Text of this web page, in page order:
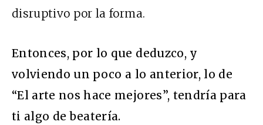
disruptivo por la forma.
Entonces, por lo que deduzco, y
volviendo un poco a lo anterior, lo de
“El arte nos hace mejores”, tendría para
ti algo de beatería.